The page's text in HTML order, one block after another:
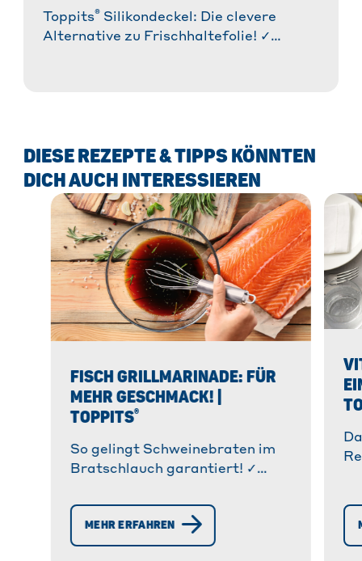
Toppits® Silikondeckel: Die clevere
Alternative zu Frischhaltefolie! ✓
DIESE REZEPTE & TIPPS KÖNNTEN
DICH AUCH INTERESSIEREN
FISCH GRILLMARINADE: FÜR
MEHR GESCHMACK! |
TOPPITS®
So gelingt Schweinebraten im
Bratschlauch garantiert! ✓
& zart. ✓ Tipps & Tricks für die
perfekte Kruste » Jetzt
ausprobieren!
MEHR ERFAHREN